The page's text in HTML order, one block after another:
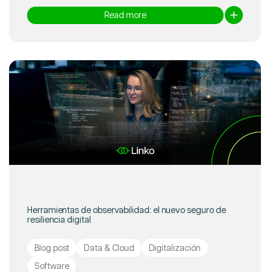
Read more
Herramientas de observabilidad: el nuevo seguro de
resiliencia digital
Blog post Data & Cloud
Digitalización
Software